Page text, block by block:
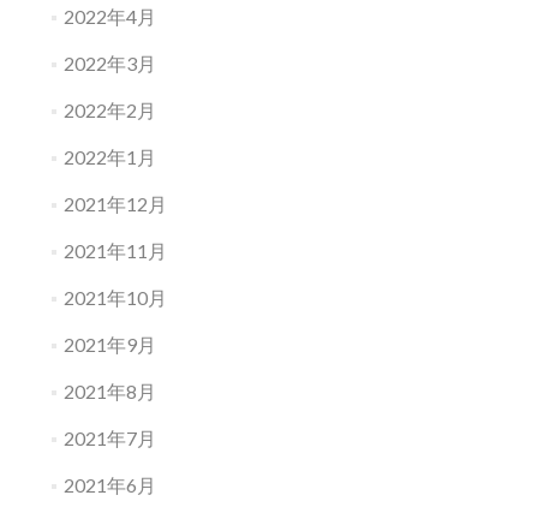
2022年4月
2022年3月
2022年2月
2022年1月
2021年12月
2021年11月
2021年10月
2021年9月
2021年8月
2021年7月
2021年6月